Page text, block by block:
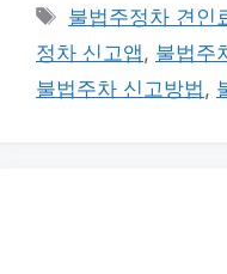
테
리
태
그
불법주정차 견인
정차 신고앱, 불법주
불법주차 신고방법,